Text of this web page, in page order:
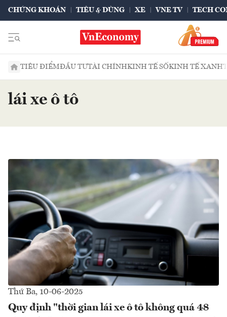
CHỨNG KHOÁN TIÊU & DÙNG XE VNE TV TECH
TIÊU ĐIỂMĐẦU TƯTÀI CHÍNHKINH TẾ SỐKINH TẾ XANH
lái xe ô tô
Thứ Ba, 10-06-2025
Quy định "thời gian lái xe ô tô không quá 48